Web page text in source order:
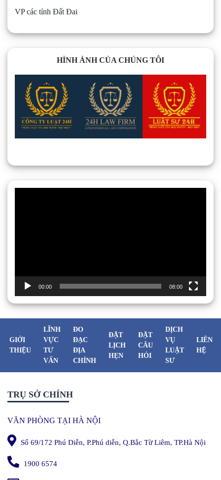
VP các tỉnh Đất Đai
HÌNH ẢNH CỦA CHÚNG TÔI
00:00 08:00
GIỚI
THIỆU
LĨNH
VỰC
TƯ
VẤN
ĐO
ĐẠC
ĐỊA
CHÍNH
ĐẶT
LỊCH
HẸN
ĐẶT
CÂU
HỎI
DỊCH
VỤ
LUẬT
SƯ
LIÊN
HỆ
TRỤ SỞ CHÍNH
VĂN PHÒNG TẠI HÀ NỘI
Số 69/172 Phú Diễn, P.Phú diễn, Q.Bắc Từ Liêm, TP.Hà Nội
1900 6574